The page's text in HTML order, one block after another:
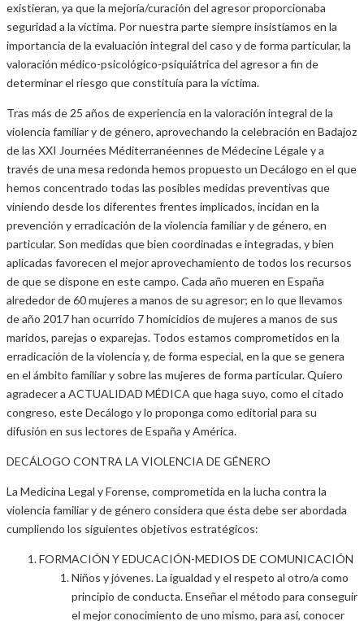
existieran, ya que la mejoría/curación del agresor proporcionaba
seguridad a la víctima. Por nuestra parte siempre insistíamos en la
importancia de la evaluación integral del caso y de forma particular, la
valoración médico-psicológico-psiquiátrica del agresor a fin de
determinar el riesgo que constituía para la víctima.
Tras más de 25 años de experiencia en la valoración integral de la
violencia familiar y de género, aprovechando la celebración en Badajoz
de las XXI Journées Méditerranéennes de Médecine Légale y a
través de una mesa redonda hemos propuesto un Decálogo en el que
hemos concentrado todas las posibles medidas preventivas que
viniendo desde los diferentes frentes implicados, incidan en la
prevención y erradicación de la violencia familiar y de género, en
particular. Son medidas que bien coordinadas e integradas, y bien
aplicadas favorecen el mejor aprovechamiento de todos los recursos
de que se dispone en este campo. Cada año mueren en España
alrededor de 60 mujeres a manos de su agresor; en lo que llevamos
de año 2017 han ocurrido 7 homicidios de mujeres a manos de sus
maridos, parejas o exparejas. Todos estamos comprometidos en la
erradicación de la violencia y, de forma especial, en la que se genera
en el ámbito familiar y sobre las mujeres de forma particular. Quiero
agradecer a ACTUALIDAD MÉDICA que haga suyo, como el citado
congreso, este Decálogo y lo proponga como editorial para su
difusión en sus lectores de España y América.
DECÁLOGO CONTRA LA VIOLENCIA DE GÉNERO
La Medicina Legal y Forense, comprometida en la lucha contra la
violencia familiar y de género considera que ésta debe ser abordada
cumpliendo los siguientes objetivos estratégicos:
FORMACIÓN Y EDUCACIÓN-MEDIOS DE COMUNICACIÓN
Niños y jóvenes. La igualdad y el respeto al otro/a como
principio de conducta. Enseñar el método para conseguir
el mejor conocimiento de uno mismo, para así, conocer